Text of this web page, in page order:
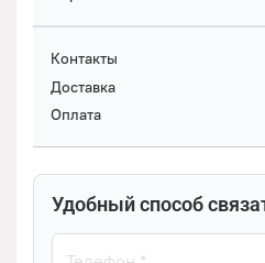
Контакты
Доставка
Оплата
Удобный способ